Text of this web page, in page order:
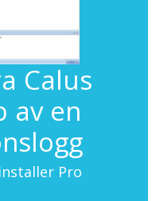
Calus
av en
Pro